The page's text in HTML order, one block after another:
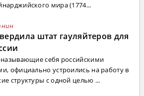
мира (1774...
штат гауляйтеров для
себя российскими
официально устроились на работу в
структуры с одной целью ...